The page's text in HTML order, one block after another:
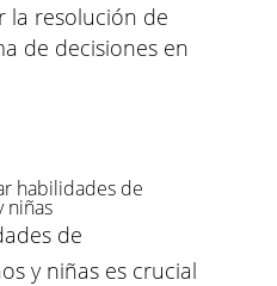
la resolución de
de decisiones en
habilidades de
niñas
de
y niñas es crucial